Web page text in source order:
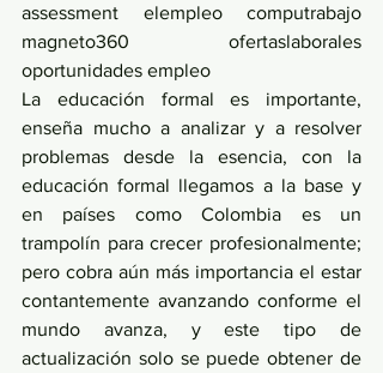
assessment elempleo computrabajo
magneto360 ofertaslaborales
oportunidades empleo
La educación formal es importante,
enseña mucho a analizar y a resolver
problemas desde la esencia, con la
educación formal llegamos a la base y
en países como Colombia es un
trampolín para crecer profesionalmente;
pero cobra aún más importancia el estar
contantemente avanzando conforme el
mundo avanza, y este tipo de
actualización solo se puede obtener de